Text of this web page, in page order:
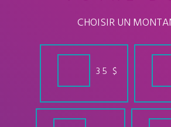
CHOISIR UN
35 $